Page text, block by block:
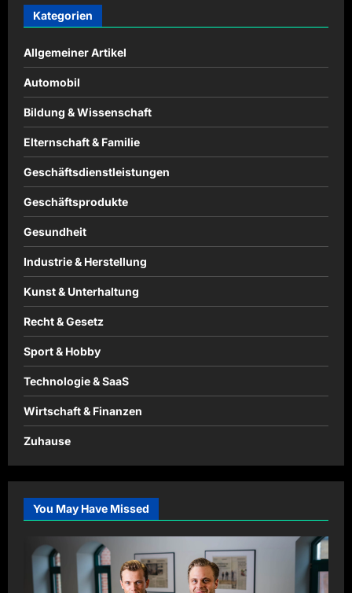
Kategorien
Allgemeiner Artikel
Automobil
Bildung & Wissenschaft
Elternschaft & Familie
Geschäftsdienstleistungen
Geschäftsprodukte
Gesundheit
Industrie & Herstellung
Kunst & Unterhaltung
Recht & Gesetz
Sport & Hobby
Technologie & SaaS
Wirtschaft & Finanzen
Zuhause
You May Have Missed